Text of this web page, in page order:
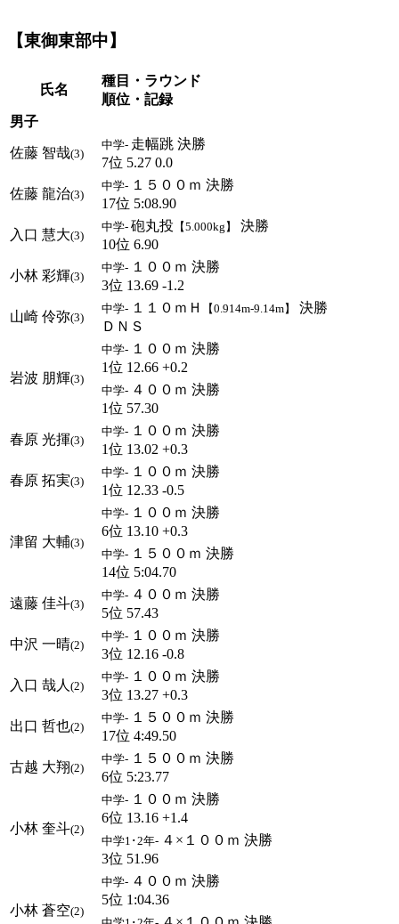
【東御東部中】
氏名
種目・ラウンド
順位・記録
男子
佐藤 智哉(3)
中学- 走幅跳 決勝
7位 5.27 0.0
佐藤 龍治(3)
中学- １５００ｍ 決勝
17位 5:08.90
入口 慧大(3)
中学- 砲丸投 【5.000kg】
決勝
10位 6.90
小林 彩輝(3)
中学- １００ｍ 決勝
3位 13.69 -1.2
山崎 伶弥(3)
中学- １１０ｍＨ 【0.914m-9.14m】
決勝
ＤＮＳ
岩波 朋輝(3)
中学- １００ｍ 決勝
1位 12.66 +0.2
中学- ４００ｍ 決勝
1位 57.30
春原 光揮(3)
中学- １００ｍ 決勝
1位 13.02 +0.3
春原 拓実(3)
中学- １００ｍ 決勝
1位 12.33 -0.5
津留 大輔(3)
中学- １００ｍ 決勝
6位 13.10 +0.3
中学- １５００ｍ 決勝
14位 5:04.70
遠藤 佳斗(3)
中学- ４００ｍ 決勝
5位 57.43
中沢 一晴(2)
中学- １００ｍ 決勝
3位 12.16 -0.8
入口 哉人 (2)
中学- １００ｍ 決勝
3位 13.27 +0.3
出口 哲也(2)
中学- １５００ｍ 決勝
17位 4:49.50
古越 大翔(2)
中学- １５００ｍ 決勝
6位 5:23.77
小林 奎斗(2)
中学- １００ｍ 決勝
6位 13.16 +1.4
中学1･2年- ４×１００ｍ 決勝
3位 51.96
小林 蒼空(2)
中学- ４００ｍ 決勝
5位 1:04.36